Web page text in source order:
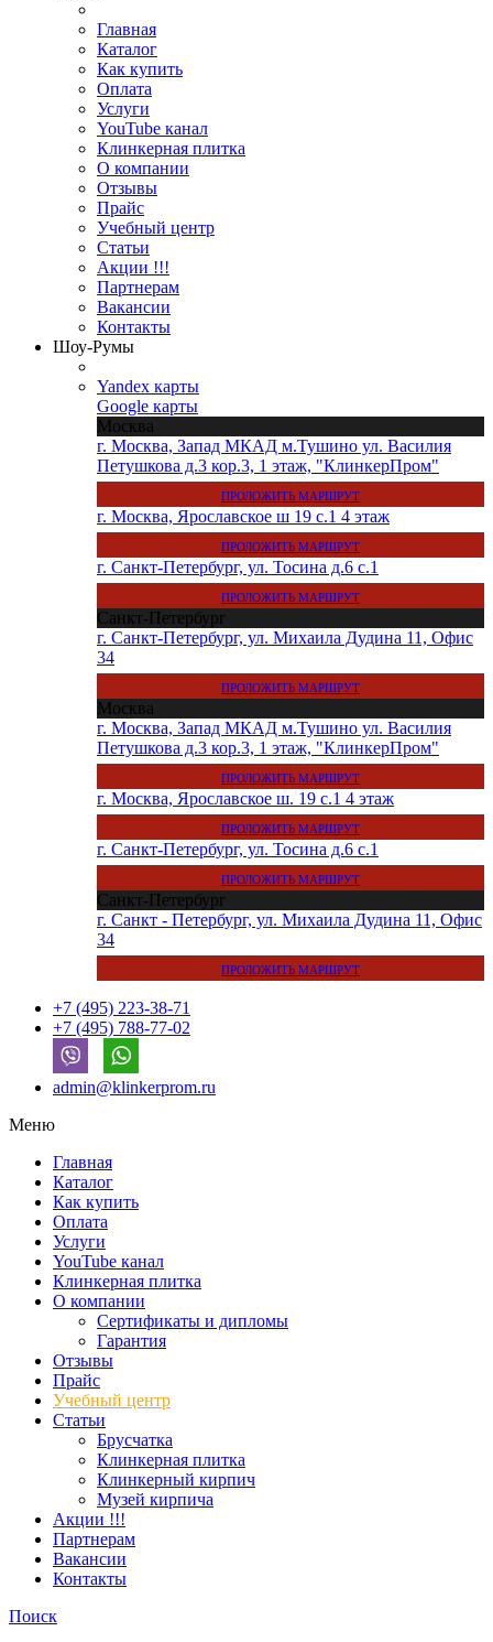
Главная
Каталог
Как купить
Оплата
Услуги
YouTube канал
Клинкерная плитка
О компании
Отзывы
Прайс
Учебный центр
Статьи
Акции !!!
Партнерам
Вакансии
Контакты
Шоу-Румы
Yandex карты
Google карты
Москва
г. Москва, Запад МКАД м.Тушино ул. Василия
Петушкова д.3 кор.3, 1 этаж, "КлинкерПром"
ПРОЛОЖИТЬ МАРШРУТ
г. Москва, Ярославское ш 19 с.1 4 этаж
ПРОЛОЖИТЬ МАРШРУТ
г. Санкт-Петербург, ул. Тосина д.6 с.1
ПРОЛОЖИТЬ МАРШРУТ
Санкт-Петербург
г. Санкт-Петербург, ул. Михаила Дудина 11, Офис
34
ПРОЛОЖИТЬ МАРШРУТ
Москва
г. Москва, Запад МКАД м.Тушино ул. Василия
Петушкова д.3 кор.3, 1 этаж, "КлинкерПром"
ПРОЛОЖИТЬ МАРШРУТ
г. Москва, Ярославское ш. 19 с.1 4 этаж
ПРОЛОЖИТЬ МАРШРУТ
г. Санкт-Петербург, ул. Тосина д.6 с.1
ПРОЛОЖИТЬ МАРШРУТ
Санкт-Петербург
г. Санкт - Петербург, ул. Михаила Дудина 11, Офис
34
ПРОЛОЖИТЬ МАРШРУТ
+7 (495) 223-38-71
+7 (495) 788-77-02
admin@klinkerprom.ru
Меню
Главная
Каталог
Как купить
Оплата
Услуги
YouTube канал
Клинкерная плитка
О компании
Сертификаты и дипломы
Гарантия
Отзывы
Прайс
Учебный центр
Статьи
Брусчатка
Клинкерная плитка
Клинкерный кирпич
Музей кирпича
Акции !!!
Партнерам
Вакансии
Контакты
Поиск